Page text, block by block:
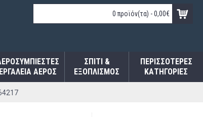
0 προϊόν(τα) - 0,00€
ΕΡΓΑΛΕΊΑ ΑΈΡΟΣ
ΣΠΊΤΙ &
ΕΞΟΠΛΙΣΜΌΣ
ΠΕΡΙΣΣΌΤΕΡΕΣ
ΚΑΤΗΓΟΡΊΕΣ